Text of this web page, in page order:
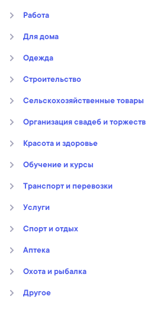
Работа
Для дома
Oдежда
Строительство
Сельскохозяйственные товары
Организация свадеб и торжеств
Kрасота и здоровье
Обучение и курсы
Транспорт и перевозки
Услуги
Спорт и отдых
Аптека
Охота и рыбалка
Другое